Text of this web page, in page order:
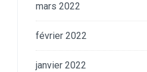
mars 2022
février 2022
janvier 2022